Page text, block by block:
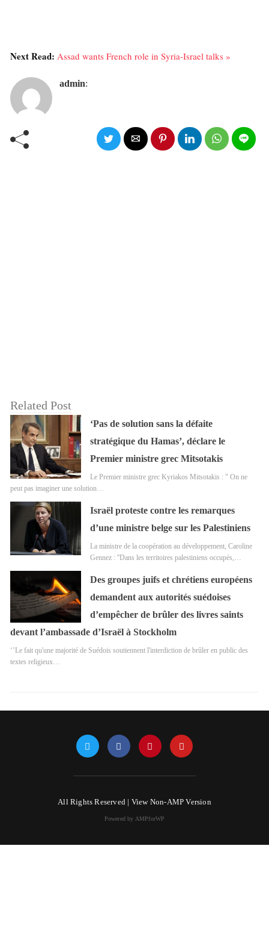
Next Read: Assad wants French role in Syria-Israel talks »
admin:
Related Post
‘Pas de solution sans la défaite
stratégique du Hamas’, déclare le
Premier ministre grec Mitsotakis
Le Premier ministre grec Kyriakos Mitsotakis : " On ne
peut pas imaginer une solution…
Israël proteste contre les remarques
d’une ministre belge sur les Palestiniens
La ministre de la coopération au développement, Caroline
Gennez : ''Dans les territoires palestiniens occupés,…
Des groupes juifs et chrétiens européens
demandent aux autorités suédoises
d’empêcher de brûler des livres saints
devant l’ambassade d’Israël à Stockholm
‘’Le fait qu'une majorité de Suédois soutiennent l'interdiction de brûler en public des
textes religieux…
All Rights Reserved | View Non-AMP Version
Powered by AMPforWP